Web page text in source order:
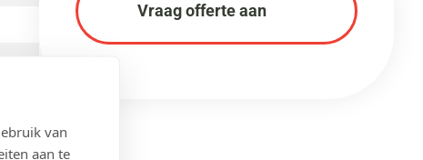
van
aan te
Vraag offerte aan